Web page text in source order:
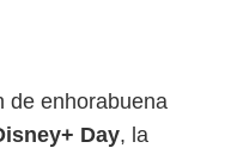
de enhorabuena
Day, la